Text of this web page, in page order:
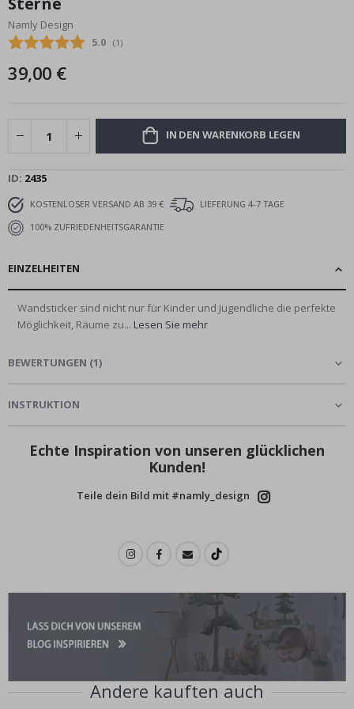
Bildgalerie
springen
Namly Design
Durchschnittliche Bewertung:
5.0 (abgegebene bewertungen:
1 )
39,00 €
IN DEN WARENKORB LEGEN
ID 2435
KOSTENLOSER VERSAND AB 39 €
LIEFERUNG 4-7 TAGE
100% ZUFRIEDENHEITSGARANTIE
EINZELHEITEN
Wandsticker sind nicht nur für Kinder und Jugendliche die perfekte
Möglichkeit, Räume zu... Lesen Sie mehr
BEWERTUNGEN (1)
INSTRUKTION
Echte Inspiration von unseren glücklichen
Kunden!
Teile dein Bild mit #namly_design
Andere kauften auch